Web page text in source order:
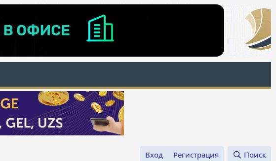
Вход Регистрация Поиск